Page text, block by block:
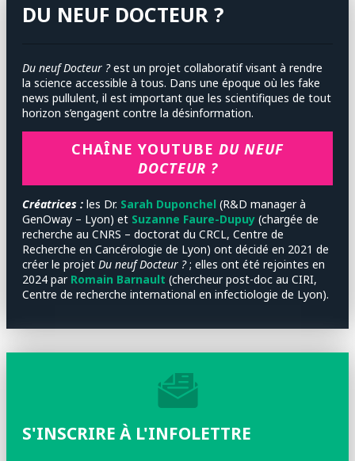
DU NEUF DOCTEUR ?
Du neuf Docteur ?est un projet collaboratif visant à rendre
la science accessible à tous. Dans une époque où les fake
news pullulent, il est important que les scientifiques de tout
horizon s’engagent contre la désinformation.
CHAÎNE YOUTUBE DU NEUF
DOCTEUR ?
Créatrices : les Dr. Sarah Duponchel (R&D manager à
GenOway – Lyon) et Suzanne Faure-Dupuy (chargée de
recherche au CNRS – doctorat du CRCL, Centre de
Recherche en Cancérologie de Lyon) ont décidé en 2021 de
créer le projet Du neuf Docteur ?; elles ont été rejointes en
2024 parRomain Barnault (chercheur post-doc au CIRI,
Centre de recherche international en infectiologie de Lyon).
S'INSCRIRE À L'INFOLETTRE